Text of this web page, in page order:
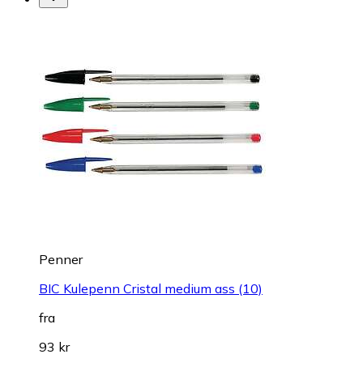
Penner
BIC Kulepenn Cristal medium ass (10)
fra
93 kr